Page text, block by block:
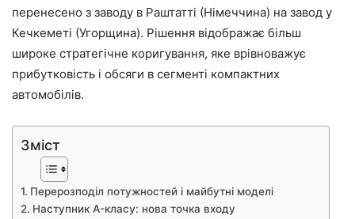
перенесено з заводу в Раштатті (Німеччина) на завод у
Кечкеметі (Угорщина). Рішення відображає більш
широке стратегічне коригування, яке врівноважує
прибутковість і обсяги в сегменті компактних
автомобілів.
Зміст
Перерозподіл потужностей і майбутні моделі
Наступник A-класу: нова точка входу